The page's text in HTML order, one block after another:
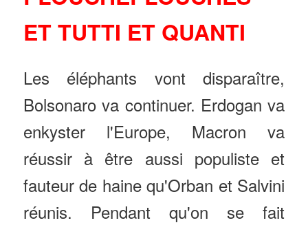
ET TUTTI ET QUANTI
Les éléphants vont disparaître,
Bolsonaro va continuer. Erdogan va
enkyster l'Europe, Macron va
réussir à être aussi populiste et
fauteur de haine qu'Orban et Salvini
réunis. Pendant qu'on se fait